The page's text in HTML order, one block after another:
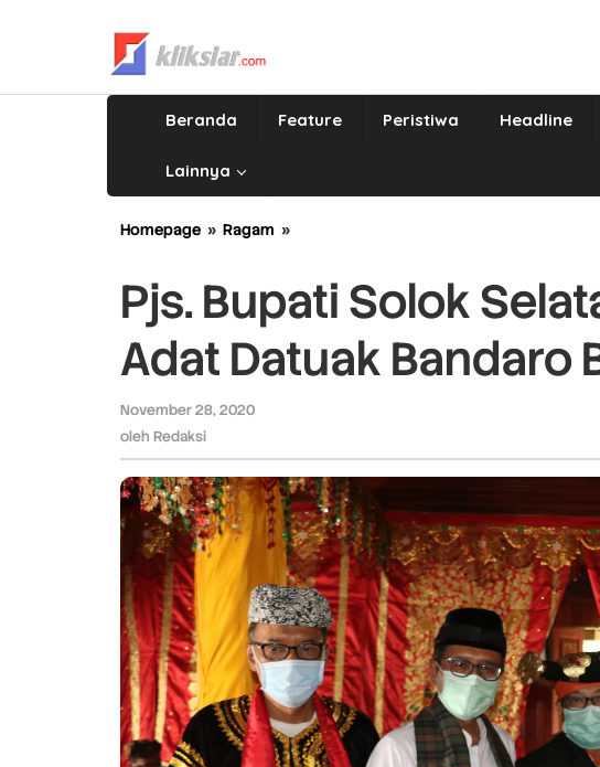
Beranda Feature Peristiwa Headline
Lainnya
Homepage » Ragam »
Selatan
Terima
Gelar
Adat
Pjs. Bupati Solok
Adat Datuak Bandaro
November 28, 2020
oleh Redaksi